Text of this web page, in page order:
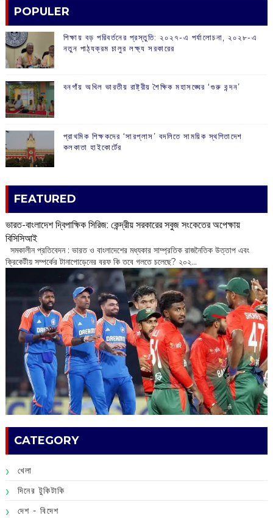
POPULER
শিক্ষায় বড় পরিবর্তনের প্রস্তুতি: ২০২৭-এ পর্যালোচনা, ২০২৮-এ
নতুন পাঠ্যক্রম চালুর লক্ষ্য সরকারের
বনগাঁয় অখিল ভারতীয় রাষ্ট্রীয় শৈক্ষিক মহাসঙ্ঘের ‘গুরু বন্দন’
প্রাথমিক শিক্ষকদের ‘সারপ্লাস’ বদলিতে সাময়িক স্থগিতাদেশ
কলকাতা হাইকোর্টের
FEATURED
ভারত-বাংলাদেশ দ্বিপাক্ষিক সিরিজ: কেন্দ্রীয় সরকারের সবুজ সংকেতের অপেক্ষায়
বিসিসিআই
‌ সমকালীন প্রতিবেদন : ভারত ও বাংলাদেশের মধ্যকার সাম্প্রতিক রাজনৈতিক উত্তাপ এবং
ক্রিকেটীয় সম্পর্কের টানাপোড়েনের বরফ কি তবে গলতে চলেছে? ২০২...
CATEGORY
খেলা
দিনের টুকিটাকি
দেশ - বিদেশ